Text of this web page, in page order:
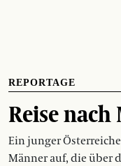
REPORTAGE
Reise
Ein junger
Männer auf, die über